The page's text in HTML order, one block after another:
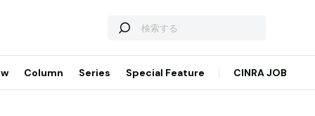
Column Series Special Feature CINRA JOB